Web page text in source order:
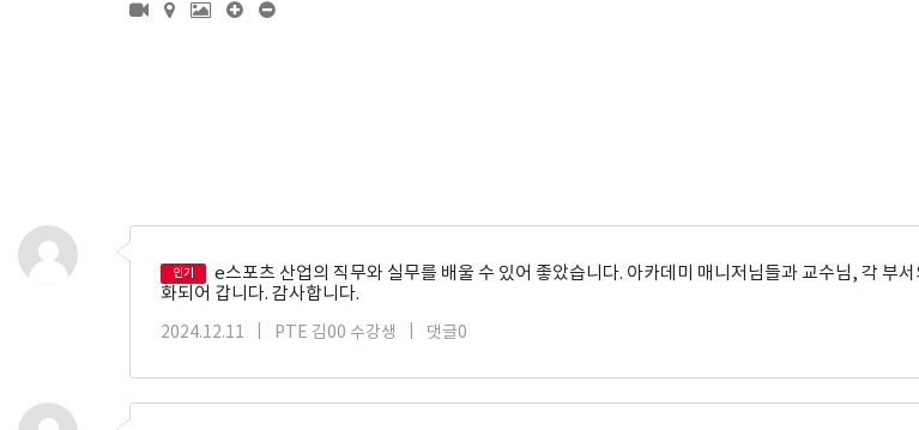
인기
e스포츠 산업의 직무와 실무를 배울 수 있어 좋았습니다. 아카데미 매니저님들과 교수님, 각 부
화되어 갑니다. 감사합니다.
2024.12.11 PTE 김00 수강생 댓글0